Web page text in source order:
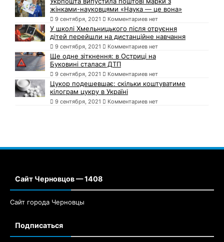
жінками-науковцями «Наука — це вона»
9 сентября, 2021 Комментариев нет
У школі Хмельницького після отруєння
дітей перейшли на дистанційне навчання
9 сентября, 2021 Комментариев нет
Ще одне зіткнення: в Остриці на
Буковині сталася ДТП
9 сентября, 2021 Комментариев нет
Цукор подешевшає: скільки коштуватиме
кілограм цукру в Україні
9 сентября, 2021 Комментариев нет
Сайт Черновцов — 1408
Сайт города Черновцы
Подписаться